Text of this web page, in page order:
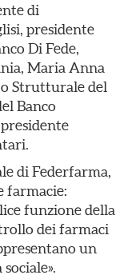
di
presidente
Di Fede,
Maria Anna
Strutturale del
Banco
di Federfarma,
farmacie:
funzione della
dei farmaci
un